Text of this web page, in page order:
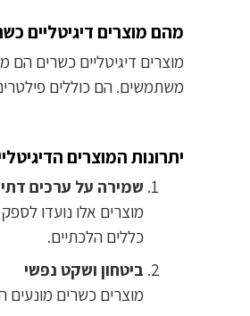
מהם מוצרים דיגיטליים
מוצרים דיגיטליים כשרים
משתמשים. הם כוללים
יתרונות המוצרים
שמירה על ערכים
מוצרים אלו נועדו
כללים הלכתיים.
ביטחון ושקט נפשי
מוצרים כשרים מונעים